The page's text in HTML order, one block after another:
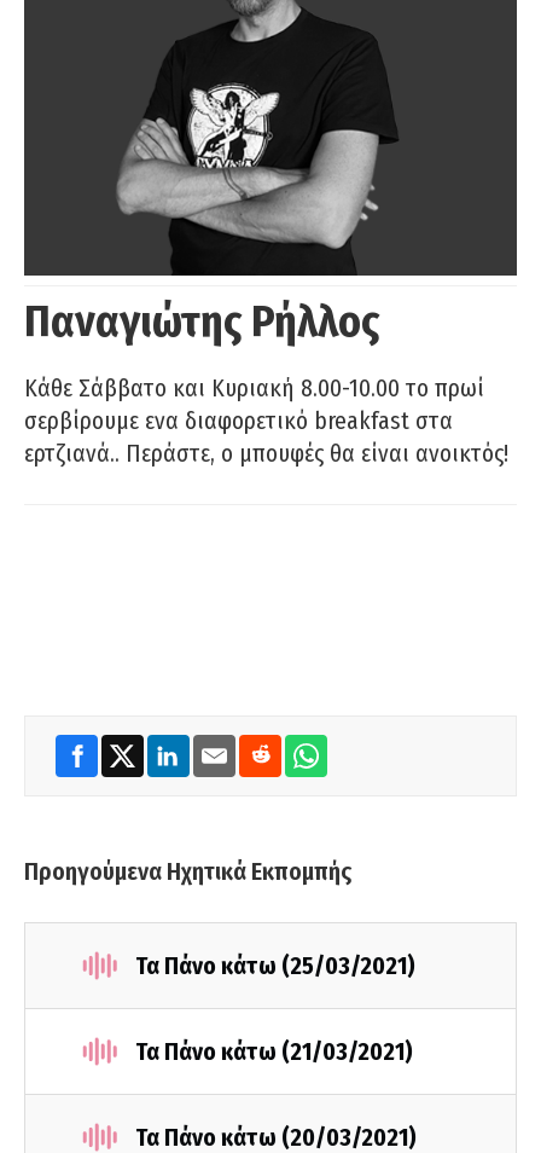
Παναγιώτης Ρήλλος
Κάθε Σάββατο και Κυριακή 8.00-10.00 το πρωί
σερβίρουμε ενα διαφορετικό breakfast στα
ερτζιανά.. Περάστε, ο μπουφές θα είναι ανοικτός!
Προηγούμενα Ηχητικά Εκπομπής
Τα Πάνο κάτω (25/03/2021)
Τα Πάνο κάτω (21/03/2021)
Τα Πάνο κάτω (20/03/2021)